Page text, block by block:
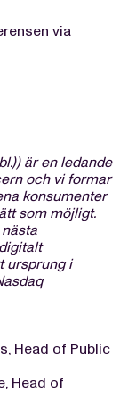
via
är en ledande
och vi formar
konsumenter
som möjligt.
ursprung i
Head of Public
Head of